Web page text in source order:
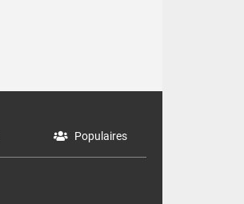
Populaires